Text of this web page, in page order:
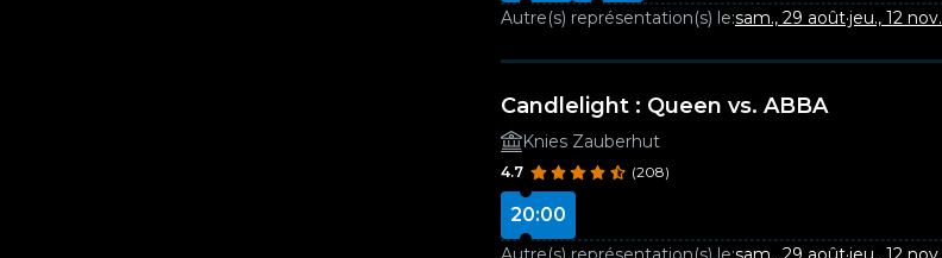
Autre(s) représentation(s) le:sam., 29 août·jeu., 12 nov.
Candlelight : Queen vs. ABBA
Knies Zauberhut
4.7 (208)
20:00